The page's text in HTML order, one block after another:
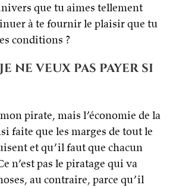
que tu aimes tellement
à te fournir le plaisir que tu
conditions ?
ne veux pas payer si
pirate, mais l’économie de la
faite que les marges de tout le
et qu’il faut que chacun
n’est pas le piratage qui va
au contraire, parce qu’il